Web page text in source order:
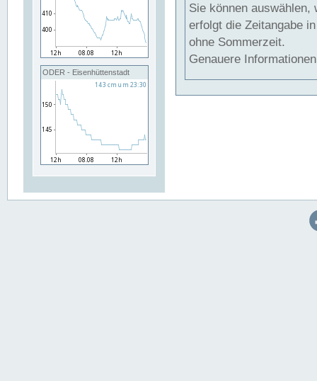
ODER - Eisenhüttenstadt
Sie können auswählen,
erfolgt die Zeitangabe
ohne Sommerzeit.
Genauere